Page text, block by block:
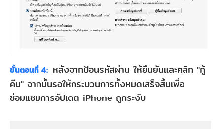
ขั้นตอนที่ 4: หลังจากป้อนรหัสผ่าน ให้ยืนยันและคลิก "กู้
คืน" จากนั้นรอให้กระบวนการทั้งหมดเสร็จสิ้นเพื่อ
ซ่อมแซมการอัปเดต iPhone ถูกระงับ